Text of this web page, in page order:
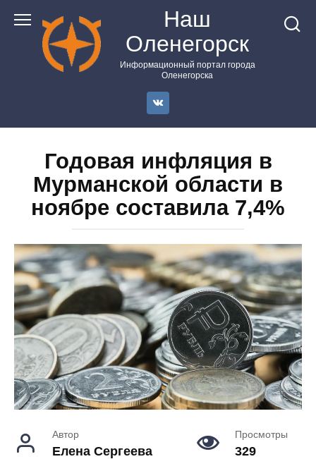
контенту
Наш
Оленегорск
Информационный портал города
Оленегорска
Годовая инфляция в
Мурманской области в
ноябре составила 7,4%
Автор
Елена Сергеева
Просмотры
329